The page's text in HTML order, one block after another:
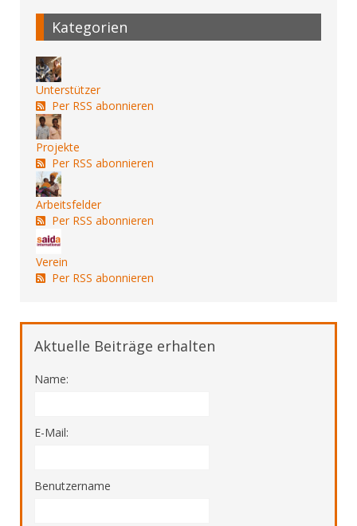
Kategorien
Unterstützer
Per RSS abonnieren
Projekte
Per RSS abonnieren
Arbeitsfelder
Per RSS abonnieren
Verein
Per RSS abonnieren
Aktuelle Beiträge erhalten
Name:
E-Mail:
Benutzername